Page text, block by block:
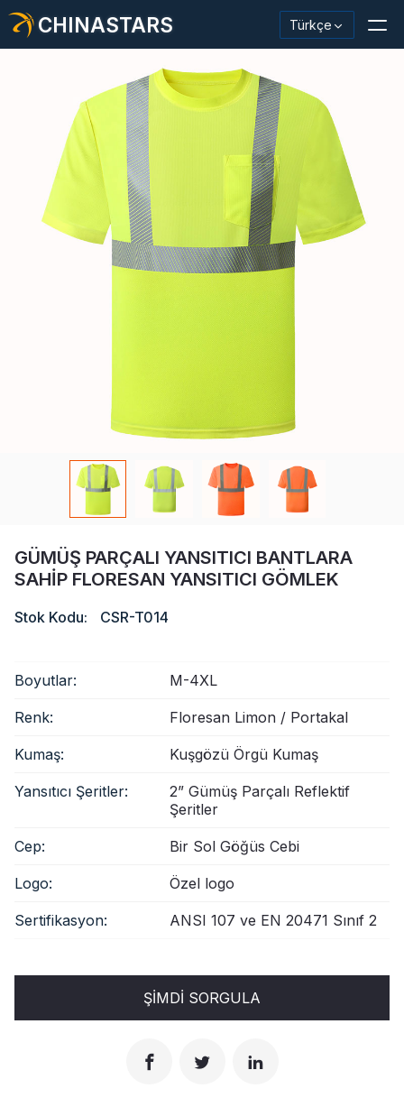
CHINASTARS Türkçe
Yansıtıcı Malzeme / Bant
Moda Yansıtıcı Kumaş
Güvenlik Kıyafetleri
Karanlıkta Parlayan Malzeme
GÜMÜŞ PARÇALI YANSITICI BANTLARA
SAHIP FLORESAN YANSITICI GÖMLEK
Stok Kodu: CSR-T014
Boyutlar: M-4XL
Renk: Floresan Limon / Portakal
Kumaş: Kuşgözü Örgü Kumaş
Yansıtıcı Şeritler:
2” Gümüş Parçalı Reflektif
Şeritler
Cep: Bir Sol Göğüs Cebi
Logo: Özel logo
Sertifikasyon: ANSI 107 ve EN 20471 Sınıf 2
ŞIMDI SORGULA